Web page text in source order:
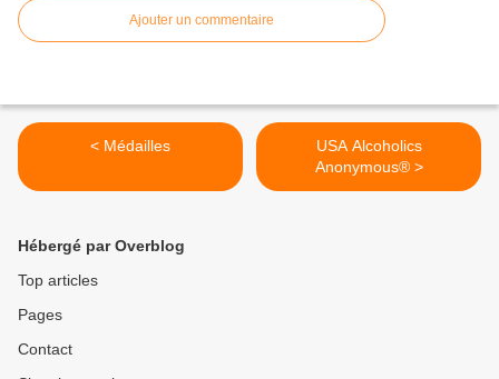
Ajouter un commentaire
< Médailles
USA Alcoholics
Anonymous® >
Hébergé par Overblog
Top articles
Pages
Contact